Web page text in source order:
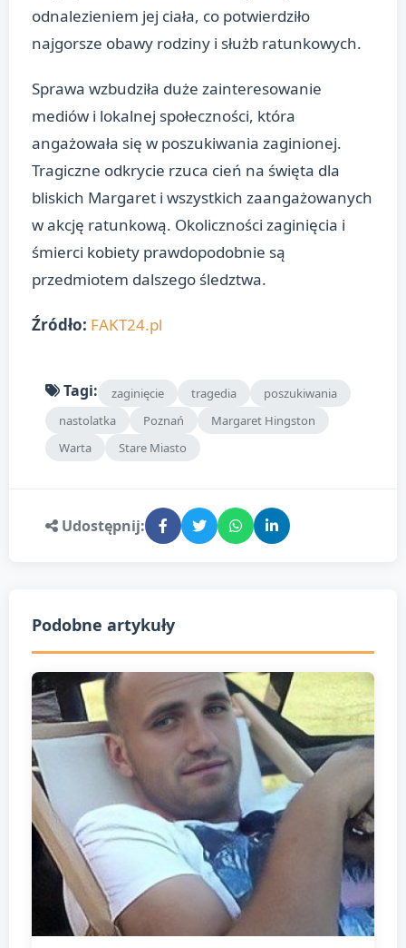
odnalezieniem jej ciała, co potwierdziło
najgorsze obawy rodziny i służb ratunkowych.
Sprawa wzbudziła duże zainteresowanie
mediów i lokalnej społeczności, która
angażowała się w poszukiwania zaginionej.
Tragiczne odkrycie rzuca cień na święta dla
bliskich Margaret i wszystkich zaangażowanych
w akcję ratunkową. Okoliczności zaginięcia i
śmierci kobiety prawdopodobnie są
przedmiotem dalszego śledztwa.
Źródło: FAKT24.pl
Tagi: zaginięcie tragedia
poszukiwania
nastolatka
Poznań
Margaret Hingston
Warta
Stare Miasto
Udostępnij:
Podobne artykuły